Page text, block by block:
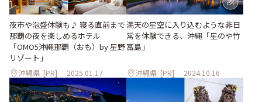
夜市や泡盛体験も♪ 寝る直前まで
那覇の夜を楽しめるホテル
「OMO5沖縄那覇（おも）by 星野
リゾート」
沖縄県 [PR] 2025.01.17
満天の星空に入り込むような非日
常を体験できる、沖縄「星のや竹
富島」
沖縄県 [PR] 2024.10.16